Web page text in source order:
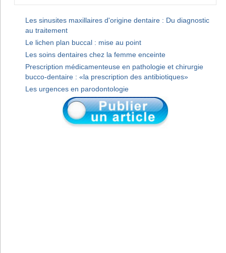
Les sinusites maxillaires d'origine dentaire : Du diagnostic
au traitement
Le lichen plan buccal : mise au point
Les soins dentaires chez la femme enceinte
Prescription médicamenteuse en pathologie et chirurgie
bucco-dentaire : «la prescription des antibiotiques»
Les urgences en parodontologie